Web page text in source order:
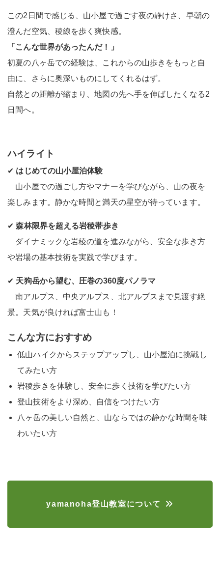
この2日間で感じる、山小屋で過ごす夜の静けさ、早朝の
澄んだ空気、稜線を歩く爽快感。
「こんな世界があったんだ！」
初夏の八ヶ岳での経験は、これからの山歩きをもっと自
由に、さらに奥深いものにしてくれるはず。
自然との距離が縮まり、地図の先へ手を伸ばしたくなる2
日間へ。
ハイライト
✔ はじめての山小屋泊体験
山小屋での過ごし方やマナーを学びながら、山の夜を
楽しみます。静かな時間と満天の星空が待っています。
✔森林限界を超える岩稜帯歩き
ダイナミックな岩稜の道を進みながら、安全な歩き方
や岩場の基本技術を実践で学びます。
✔ 天狗岳から望む、圧巻の360度パノラマ
南アルプス、中央アルプス、北アルプスまで見渡す絶
景。天気が良ければ富士山も！
こんな方におすすめ
低山ハイクからステップアップし、山小屋泊に挑戦し
てみたい方
岩稜歩きを体験し、安全に歩く技術を学びたい方
登山技術をより深め、自信をつけたい方
八ヶ岳の美しい自然と、山ならではの静かな時間を味
わいたい方
yamanoha登山教室について